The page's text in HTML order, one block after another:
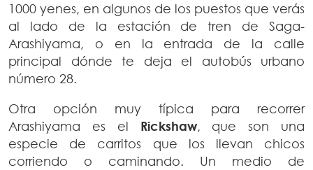
1000 yenes, en algunos de los puestos que verás
al lado de la estación de tren de Saga-
Arashiyama, o en la entrada de la calle
principal dónde te deja el autobús urbano
número 28.
Otra opción muy típica para recorrer
Arashiyama es el Rickshaw, que son una
especie de carritos que los llevan chicos
corriendo o caminando. Un medio de